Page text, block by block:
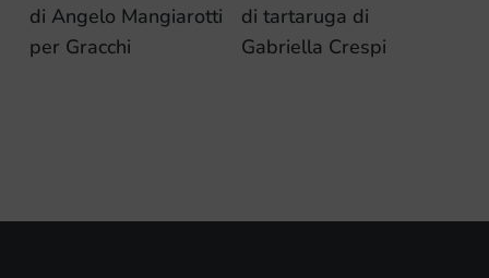
di Angelo Mangiarotti
per Gracchi
di tartaruga di
Gabriella Crespi